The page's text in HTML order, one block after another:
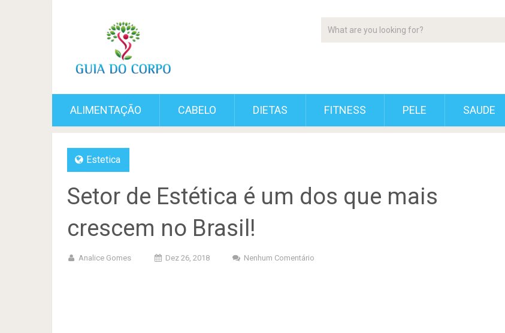
ALIMENTAÇÃO CABELO DIETAS FITNESS PELE SAUDE
Estetica
Setor de Estética é um dos que mais
crescem no Brasil!
Analice Gomes Dez 26, 2018 Nenhum Comentário